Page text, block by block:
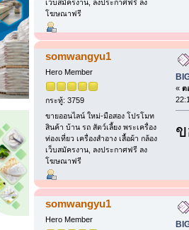
เว็บสมัครงาน, ลงประกาศฟรี ลง
โฆษณาฟรี
somwangyu1
Hero Member
กระทู้: 3759
ขายออนไลน์ ใหม่-มือสอง โปรโมท
สินค้า บ้าน รถ สัตว์เลี้ยง พระเครื่อง
ท่องเที่ยว เครื่องสำอาง เสื้อผ้า กล้อง
เว็บสมัครงาน, ลงประกาศฟรี ลง
โฆษณาฟรี
« ต
somwangyu1
Hero Member